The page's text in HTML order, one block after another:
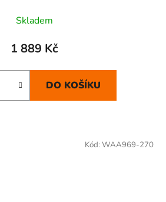
Skladem
1 889 Kč
DO KOŠÍKU
Kód: WAA969-270